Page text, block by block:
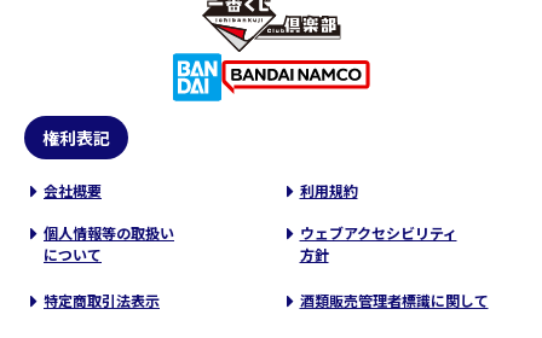
権利表記
会社概要 利用規約
個人情報等の取扱い
について
ウェブアクセシビリティ
方針
特定商取引法表示 酒類販売管理者標識に関して